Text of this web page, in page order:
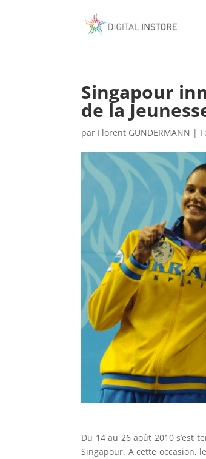
Singapour
de la
par Florent GUNDERMANN |
Du 14 au 26 août 2010 s’est
Singapour. A cette occasion,